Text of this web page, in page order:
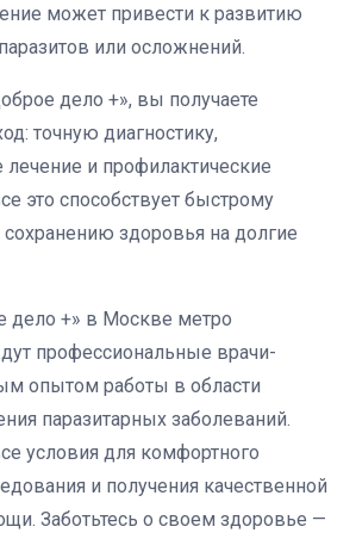
может привести к развитию
или осложнений.
дело +», вы получаете
точную диагностику,
и профилактические
это способствует быстрому
здоровья на долгие
дело +» в Москве метро
профессиональные врачи-
опытом работы в области
паразитарных заболеваний.
условия для комфортного
и получения качественной
Заботьтесь о своем здоровье —